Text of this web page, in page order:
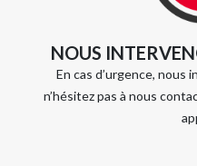
NOUS
En cas d’urgence, nous
n’hésitez pas à nous